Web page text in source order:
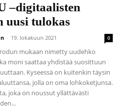
–digitaalisten
uusi tulokas
- 19. lokakuun 2021 0
mukaan nimetty uudehko
moni saattaa yhdistää suosittuun
Kyseessä on kuitenkin täysin
jolla on oma lohkoketjunsa.
joka on noussut yllättävästi